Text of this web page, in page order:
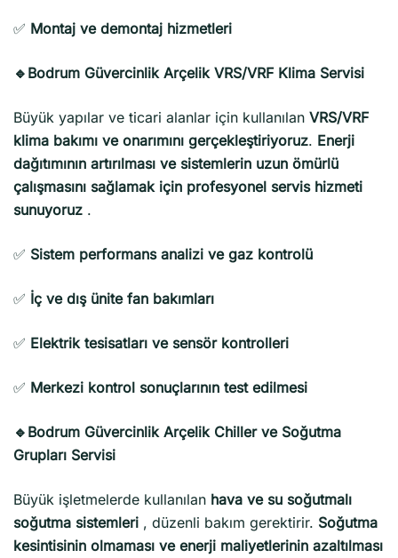
✅ Montaj ve demontaj hizmetleri
🔹Bodrum Güvercinlik Arçelik VRS/VRF Klima Servisi
Büyük yapılar ve ticari alanlar için kullanılan VRS/VRF
klima bakımı ve onarımını gerçekleştiriyoruz. Enerji
dağıtımının artırılması ve sistemlerin uzun ömürlü
çalışmasını sağlamak için profesyonel servis hizmeti
sunuyoruz .
✅ Sistem performans analizi ve gaz kontrolü
✅ İç ve dış ünite fan bakımları
✅ Elektrik tesisatları ve sensör kontrolleri
✅ Merkezi kontrol sonuçlarının test edilmesi
🔹Bodrum Güvercinlik Arçelik Chiller ve Soğutma
Grupları Servisi
Büyük işletmelerde kullanılan hava ve su soğutmalı
soğutma sistemleri , düzenli bakım gerektirir. Soğutma
kesintisinin olmaması ve enerji maliyetlerinin azaltılması